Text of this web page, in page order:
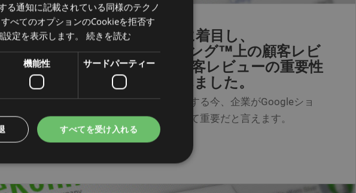
がソーシャルサービスに着目し、
と Google ショッピング™上の顧客レビ
ー表示を開始したことで、顧客レビューの重要性
いう新たな視点がもたらされました。
ラインマーケットプレイスの競争が激化する今、企業がGoogleショ
の評価プログラムを活用することは極めて重要だと言えます。
POLISH
PORTUGUESE
SPANISH
AZ
JAPANESE
CZ
SLOVAK
る通知に記載されている同様のテクノ
べてのオプションのCookieを拒否す
定を表示します。
続きを読む
機能性 サードパーティー
すべてを受け入れる
機能性 サードパーティー